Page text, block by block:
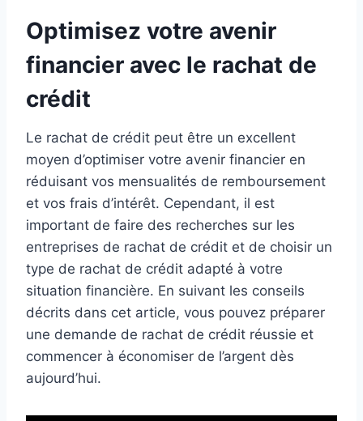
Optimisez votre avenir
financier avec le rachat de
crédit
Le rachat de crédit peut être un excellent
moyen d’optimiser votre avenir financier en
réduisant vos mensualités de remboursement
et vos frais d’intérêt. Cependant, il est
important de faire des recherches sur les
entreprises de rachat de crédit et de choisir un
type de rachat de crédit adapté à votre
situation financière. En suivant les conseils
décrits dans cet article, vous pouvez préparer
une demande de rachat de crédit réussie et
commencer à économiser de l’argent dès
aujourd’hui.